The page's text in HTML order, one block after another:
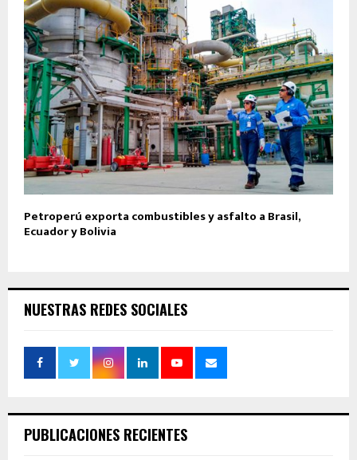
Petroperú exporta combustibles y asfalto a Brasil,
Ecuador y Bolivia
NUESTRAS REDES SOCIALES
PUBLICACIONES RECIENTES